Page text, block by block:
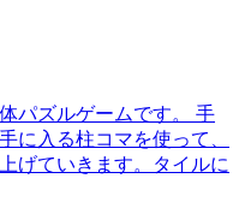
パズルゲームです。 手
に入る柱コマを使って、
げていきます。タイルに